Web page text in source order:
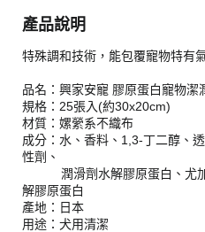
產品說明
特殊調和技術，能包覆寵物特有
品名：興家安寵 膠原蛋白寵物潔
規格：25張入(約30x20cm)
材質：嫘縈系不織布
成分：水、香料、1,3-丁二醇、
性劑、
潤滑劑水解膠原蛋白、尤加
解膠原蛋白
產地：日本
用途：犬用清潔